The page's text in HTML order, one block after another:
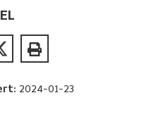
: 2024-01-23